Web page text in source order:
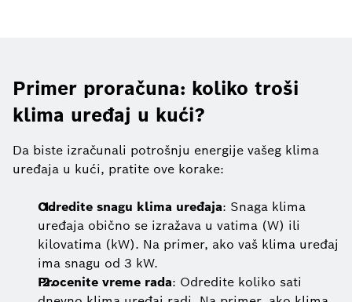
Primer proračuna: koliko troši
klima uređaj u kući?
Da biste izračunali potrošnju energije vašeg klima
uređaja u kući, pratite ove korake:
Odredite snagu klima uređaja: Snaga klima
uređaja obično se izražava u vatima (W) ili
kilovatima (kW). Na primer, ako vaš klima uređaj
ima snagu od 3 kW.
Procenite vreme rada: Odredite koliko sati